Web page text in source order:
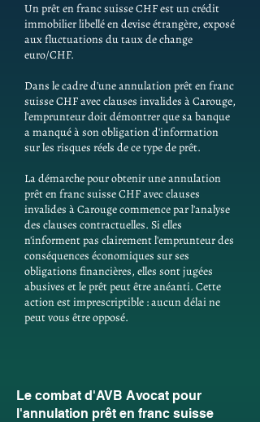
Un prêt en franc suisse CHF est un crédit
immobilier libellé en devise étrangère, exposé
aux fluctuations du taux de change
euro/CHF.
Dans le cadre d'une annulation prêt en franc
suisse CHF avec clauses invalides à Carouge,
l'emprunteur doit démontrer que sa banque
a manqué à son obligation d'information
sur les risques réels de ce type de prêt.
La démarche pour obtenir une annulation
prêt en franc suisse CHF avec clauses
invalides à Carouge commence par l'analyse
des clauses contractuelles. Si elles
n'informent pas clairement l'emprunteur des
conséquences économiques sur ses
obligations financières, elles sont jugées
abusives et le prêt peut être anéanti. Cette
action est imprescriptible : aucun délai ne
peut vous être opposé.
Le combat d'AVB Avocat pour
l'annulation prêt en franc suisse